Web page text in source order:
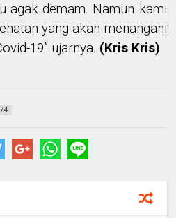
agak demam. Namun kami
yang akan menangani
19” ujarnya. (Kris Kris)